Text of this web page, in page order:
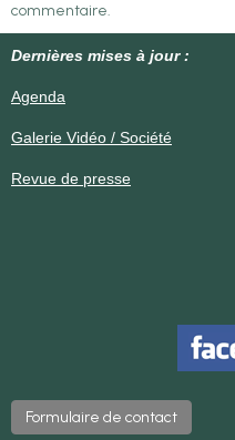
commentaire.
Dernières mises à jour :
Agenda
Galerie Vidéo / Société
Revue de presse
Formulaire de contact